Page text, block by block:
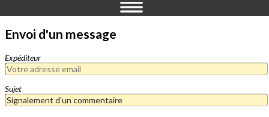
Envoi d'un message
Expéditeur
Sujet